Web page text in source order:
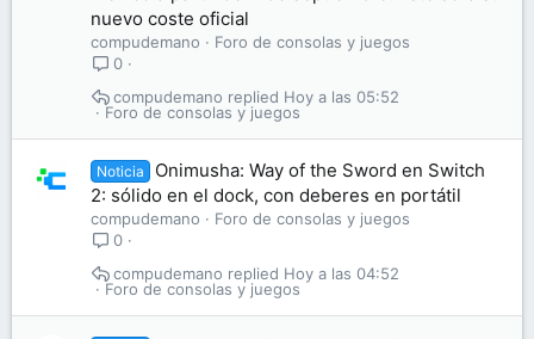
nuevo coste oficial
compudemano
Foro de consolas y juegos
0
Foro de consolas y juegos
Hoy a las 05:52
compudemano
Noticia
Onimusha: Way of the Sword en Switch
2: sólido en el dock, con deberes en portátil
compudemano
Foro de consolas y juegos
0
Foro de consolas y juegos
Hoy a las 04:52
compudemano